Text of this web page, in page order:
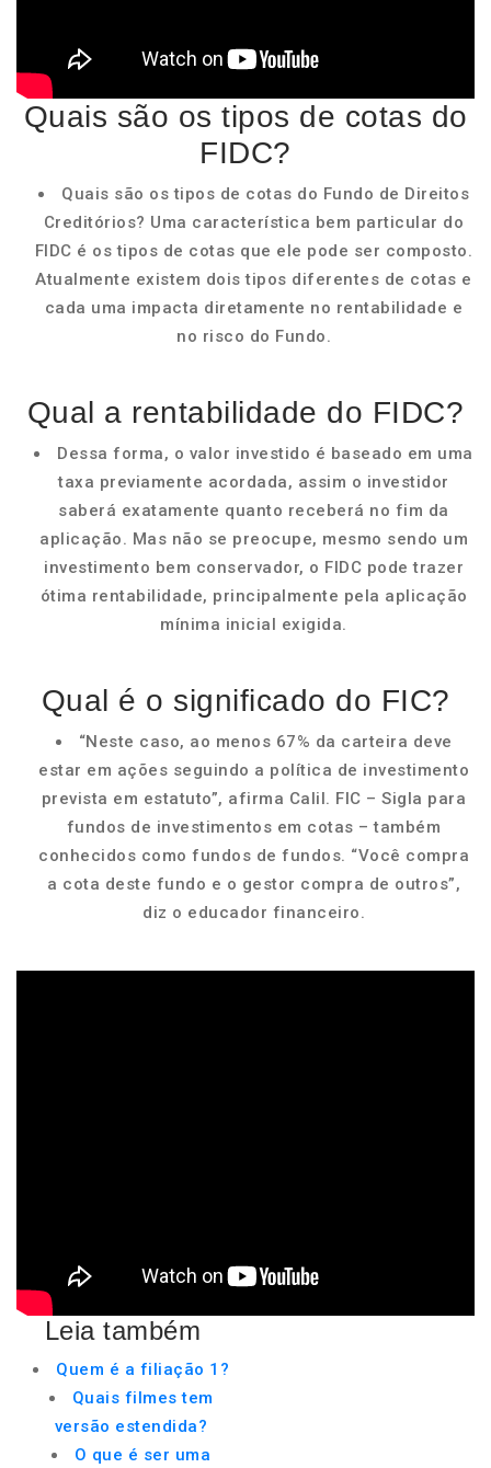
Quais são os tipos de cotas do
FIDC?
Quais são os tipos de cotas do Fundo de Direitos
Creditórios? Uma característica bem particular do
FIDC é os tipos de cotas que ele pode ser composto.
Atualmente existem dois tipos diferentes de cotas e
cada uma impacta diretamente no rentabilidade e
no risco do Fundo.
Qual a rentabilidade do FIDC?
Dessa forma, o valor investido é baseado em uma
taxa previamente acordada, assim o investidor
saberá exatamente quanto receberá no fim da
aplicação. Mas não se preocupe, mesmo sendo um
investimento bem conservador, o FIDC pode trazer
ótima rentabilidade, principalmente pela aplicação
mínima inicial exigida.
Qual é o significado do FIC?
“Neste caso, ao menos 67% da carteira deve
estar em ações seguindo a política de investimento
prevista em estatuto”, afirma Calil. FIC – Sigla para
fundos de investimentos em cotas – também
conhecidos como fundos de fundos. “Você compra
a cota deste fundo e o gestor compra de outros”,
diz o educador financeiro.
Leia também
Quem é a filiação 1?
Quais filmes tem
versão estendida?
O que é ser uma